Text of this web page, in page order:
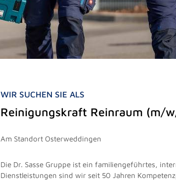
WIR SUCHEN SIE ALS
Reinigungskraft Reinraum (m/
Am Standort Osterweddingen
Die Dr. Sasse Gruppe ist ein familiengeführtes,
Dienstleistungen sind wir seit 50 Jahren